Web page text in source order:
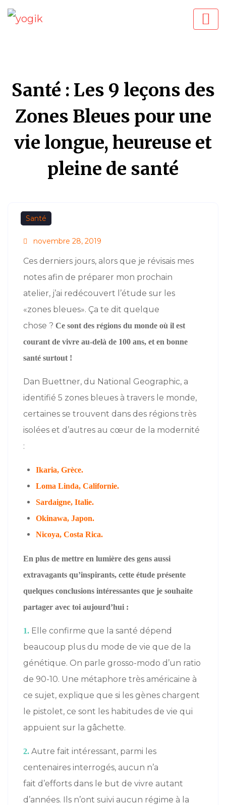
Santé : Les 9 leçons des
Zones Bleues pour une
vie longue, heureuse et
pleine de santé
Santé
novembre 28, 2019
Ces derniers jours, alors que je révisais mes
notes afin de préparer mon prochain
atelier, j’ai redécouvert l’étude sur les
«zones bleues». Ça te dit quelque
chose ? Ce sont des régions du monde où il est
courant de vivre au-delà de 100 ans, et en bonne
santé surtout !
Dan Buettner, du National Geographic, a
identifié 5 zones bleues à travers le monde,
certaines se trouvent dans des régions très
isolées et d’autres au cœur de la modernité
:
Ikaria, Grèce.
Loma Linda, Californie.
Sardaigne, Italie.
Okinawa, Japon.
Nicoya, Costa Rica.
En plus de mettre en lumière des gens aussi
extravagants qu’inspirants, cette étude présente
quelques conclusions intéressantes que je souhaite
partager avec toi aujourd’hui :
1. Elle confirme que la santé dépend
beaucoup plus du mode de vie que de la
génétique. On parle grosso-modo d’un ratio
de 90-10. Une métaphore très américaine à
ce sujet, explique que si les gènes chargent
le pistolet, ce sont les habitudes de vie qui
appuient sur la gâchette.
2. Autre fait intéressant, parmi les
centenaires interrogés, aucun n’a
fait d’efforts dans le but de vivre autant
d’années. Ils n’ont suivi aucun régime à la